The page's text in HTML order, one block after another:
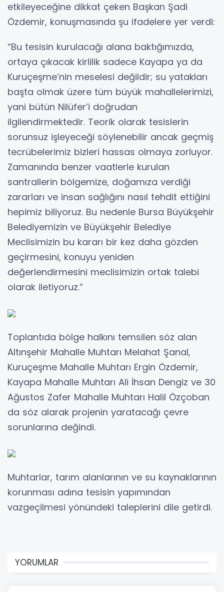
etkileyeceğine dikkat çeken Başkan Şadi
Özdemir, konuşmasında şu ifadelere yer verdi:
“Bu tesisin kurulacağı alana baktığımızda,
ortaya çıkacak kirlilik sadece Kayapa ya da
Kuruçeşme’nin meselesi değildir; su yatakları
başta olmak üzere tüm büyük mahallelerimizi,
yani bütün Nilüfer’i doğrudan
ilgilendirmektedir. Teorik olarak tesislerin
sorunsuz işleyeceği söylenebilir ancak geçmiş
tecrübelerimiz bizleri hassas olmaya zorluyor.
Zamanında benzer vaatlerle kurulan
santrallerin bölgemize, doğamıza verdiği
zararları ve insan sağlığını nasıl tehdit ettiğini
hepimiz biliyoruz. Bu nedenle Bursa Büyükşehir
Belediyemizin ve Büyükşehir Belediye
Meclisimizin bu kararı bir kez daha gözden
geçirmesini, konuyu yeniden
değerlendirmesini meclisimizin ortak talebi
olarak iletiyoruz.”
Toplantıda bölge halkını temsilen söz alan
Altınşehir Mahalle Muhtarı Melahat Şanal,
Kuruçeşme Mahalle Muhtarı Ergin Özdemir,
Kayapa Mahalle Muhtarı Ali İhsan Dengiz ve 30
Ağustos Zafer Mahalle Muhtarı Halil Özçoban
da söz alarak projenin yaratacağı çevre
sorunlarına değindi.
Muhtarlar, tarım alanlarının ve su kaynaklarının
korunması adına tesisin yapımından
vazgeçilmesi yönündeki taleplerini dile getirdi.
YORUMLAR